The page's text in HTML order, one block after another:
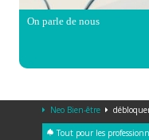
On parle de nous
Neo Bien-être
Tout pour les